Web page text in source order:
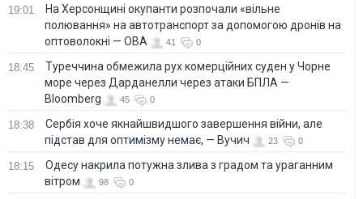
19:01
На Херсонщині окупанти розпочали «вільне
полювання» на автотранспорт за допомогою дронів на
оптоволокні — ОВА
41 0
18:45
Туреччина обмежила рух комерційних суден у Чорне
море через Дарданелли через атаки БПЛА —
Bloomberg
45 0
18:38
Сербія хоче якнайшвидшого завершення війни, але
підстав для оптимізму немає, — Вучич
23 0
18:15
Одесу накрила потужна злива з градом та ураганним
вітром
98 0